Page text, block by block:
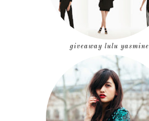
giveaway lulu yasmine